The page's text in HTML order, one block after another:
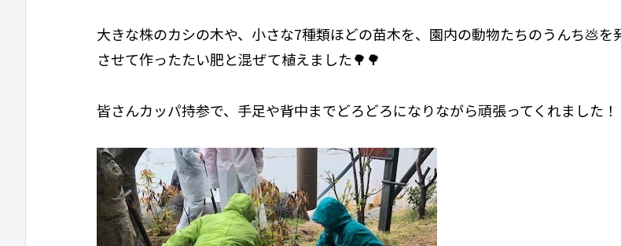
大きな株のカシの木や、小さな7種類ほどの苗木を、園内の動物たちのうんち💩を
させて作ったたい肥と混ぜて植えました🌳🌳
皆さんカッパ持参で、手足や背中までどろどろになりながら頑張ってくれました！